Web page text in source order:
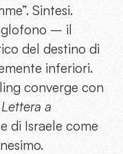
Sintesi.
– il
del destino di
inferiori.
converge con
Lettera a
di Israele come